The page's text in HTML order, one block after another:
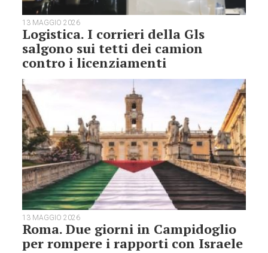
13 MAGGIO 2026
Logistica. I corrieri della Gls
salgono sui tetti dei camion
contro i licenziamenti
13 MAGGIO 2026
Roma. Due giorni in Campidoglio
per rompere i rapporti con Israele